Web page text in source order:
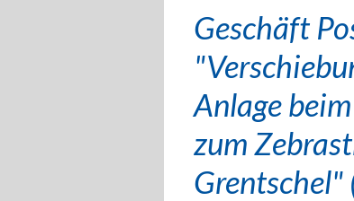
Geschäft
Anlage
zum